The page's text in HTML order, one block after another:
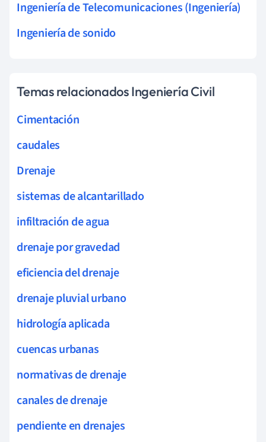
Ingeniería de Telecomunicaciones (Ingeniería)
Ingeniería de sonido
Temas relacionados Ingeniería Civil
Cimentación
caudales
Drenaje
sistemas de alcantarillado
infiltración de agua
drenaje por gravedad
eficiencia del drenaje
drenaje pluvial urbano
hidrología aplicada
cuencas urbanas
normativas de drenaje
canales de drenaje
pendiente en drenajes